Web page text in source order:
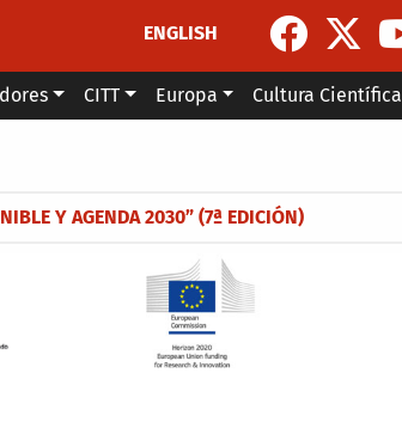
ENGLISH
CITT Europa Cultura Científica
Y AGENDA 2030” (7ª EDICIÓN)